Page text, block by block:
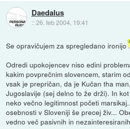
Daedalus
::26. feb 2004, 19:41
Se opravičujem za spregledano ironijo
Odredi upokojencev niso edini
kakim povprečnim slovencem, starim
vsak je prepričan, da je Kučan tha
Jugoslavije (sej delno to že drži). In
neko večno legitimnost početi
osebnosti v Sloveniji še precej živ...
vedno več pasivnih in